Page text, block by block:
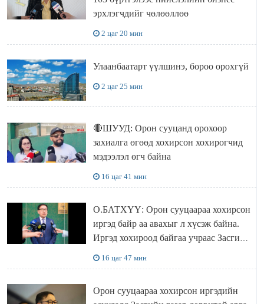
эрхлэгчдийг чөлөөллөө
2 цаг 20 мин
Улаанбаатарт үүлшинэ, бороо орохгүй
2 цаг 25 мин
🔴ШУУД: Орон сууцанд орохоор
захиалга өгөөд хохирсон хохирогчид
мэдээлэл өгч байна
16 цаг 41 мин
О.БАТХҮҮ: Орон сууцаараа хохирсон
иргэд байр аа авахыг л хүсэж байна.
Иргэд хохироод байгаа учраас Засгийн
16 цаг 47 мин
Орон сууцаараа хохирсон иргэдийн